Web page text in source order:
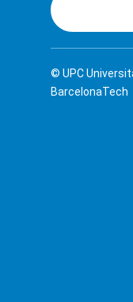
© UPC
BarcelonaTech